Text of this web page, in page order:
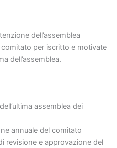
dell’assemblea
per iscritto e motivate
dell’assemblea.
assemblea dei
annuale del comitato
revisione e approvazione del